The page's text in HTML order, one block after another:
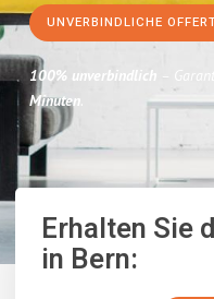
UNVERBINDLICHE
100% unverbindlich –
Minuten.
Erhalten Sie
in Bern: